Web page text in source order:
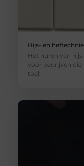
Hijs- en
Het huren van
voor bedrijven die
toch